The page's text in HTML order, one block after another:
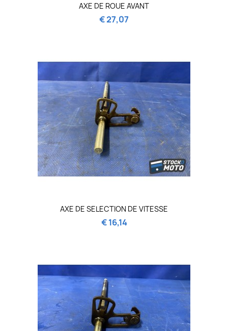
AXE DE ROUE AVANT
€ 27,07
AXE DE SELECTION DE VITESSE
€ 16,14